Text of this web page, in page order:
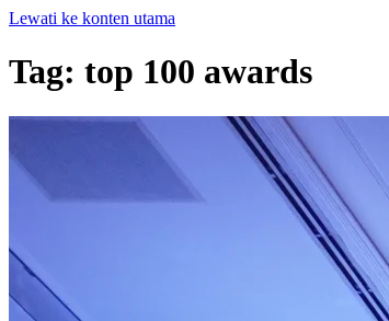
Lewati ke konten utama
Tag: top 100 awards